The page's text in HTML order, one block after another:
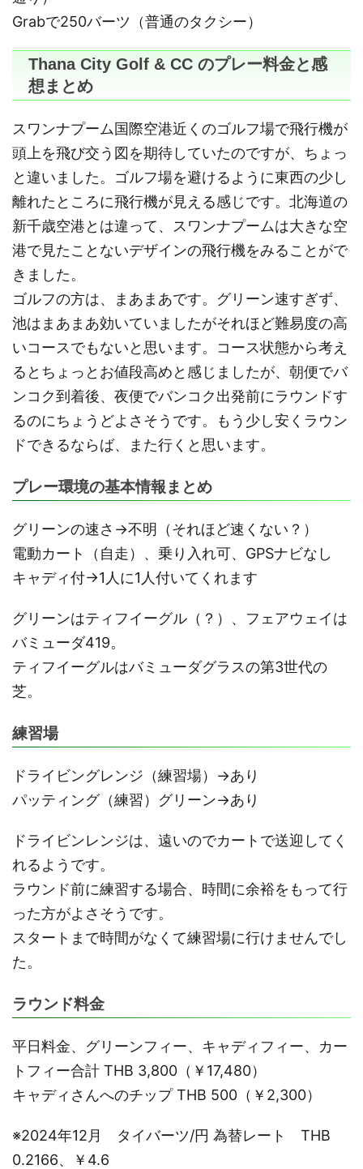
Grabで250バーツ（普通のタクシー）
Thana City Golf & CC のプレー料金と感
想まとめ
スワンナプーム国際空港近くのゴルフ場で飛行機が
頭上を飛び交う図を期待していたのですが、ちょっ
と違いました。ゴルフ場を避けるように東西の少し
離れたところに飛行機が見える感じです。北海道の
新千歳空港とは違って、スワンナプームは大きな空
港で見たことないデザインの飛行機をみることがで
きました。
ゴルフの方は、まあまあです。グリーン速すぎず、
池はまあまあ効いていましたがそれほど難易度の高
いコースでもないと思います。コース状態から考え
るとちょっとお値段高めと感じましたが、朝便でバ
ンコク到着後、夜便でバンコク出発前にラウンドす
るのにちょうどよさそうです。もう少し安くラウン
ドできるならば、また行くと思います。
プレー環境の基本情報まとめ
グリーンの速さ→不明（それほど速くない？）
電動カート（自走）、乗り入れ可、GPSナビなし
キャディ付→1人に1人付いてくれます
グリーンはティフイーグル（？）、フェアウェイは
バミューダ419。
ティフイーグルはバミューダグラスの第3世代の
芝。
練習場
ドライビングレンジ（練習場）→あり
パッティング（練習）グリーン→あり
ドライビンレンジは、遠いのでカートで送迎してく
れるようです。
ラウンド前に練習する場合、時間に余裕をもって行
った方がよさそうです。
スタートまで時間がなくて練習場に行けませんでし
た。
ラウンド料金
平日料金、グリーンフィー、キャディフィー、カー
トフィー合計 THB 3,800（￥17,480）
キャディさんへのチップ THB 500（￥2,300）
※2024年12月 タイバーツ/円 為替レート THB
0.2166、￥4.6